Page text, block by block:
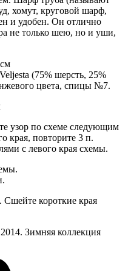
хомут, круговой шарф,
и удобен. Он отлично
не только шею, но и уши,
(75% шерсть, 25%
цвета, спицы №7.
узор по схеме следующим
края, повторите 3 п.
с левого края схемы.
Сшейте короткие края
Зимняя коллекция